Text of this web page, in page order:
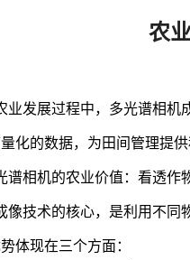
农
业发展过程中，多光谱相机
化的数据，为田间管理提
谱相机的农业价值：看透作
像技术的核心，是利用不同
体现在三个方面：